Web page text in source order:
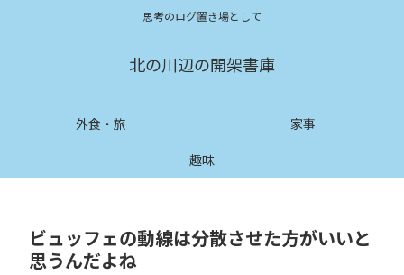
思考のログ置き場として
北の川辺の開架書庫
外食・旅
家事
趣味
ビュッフェの動線は分散させた方がいいと
思うんだよね